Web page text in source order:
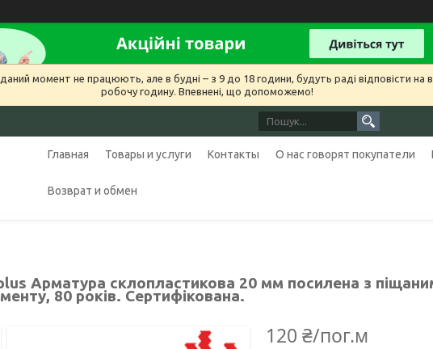
момент не працюють, але в будні – з 9 до 18 години, будуть раді відповісти на
робочу годину. Впевнені, що допоможемо!
Главная Товары и услуги Контакты О нас говорят покупатели
Возврат и обмен
Арматура склопластикова 20 мм посилена з
80 років. Сертифікована.
120 ₴/пог.м